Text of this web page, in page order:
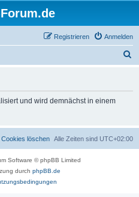
Anmelden
Registrieren
und wird demnächst in einem
Alle Zeiten sind UTC+02:00
Cookies löschen
Software © phpBB Limited
durch phpBB.de